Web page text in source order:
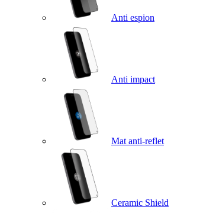
Anti espion
Anti impact
Mat anti-reflet
Ceramic Shield